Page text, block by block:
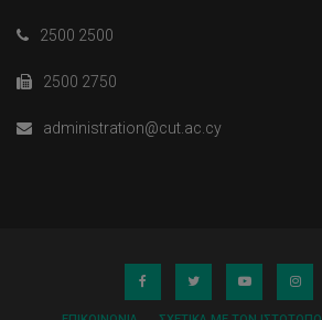
2500 2500
2500 2750
administration@cut.ac.cy